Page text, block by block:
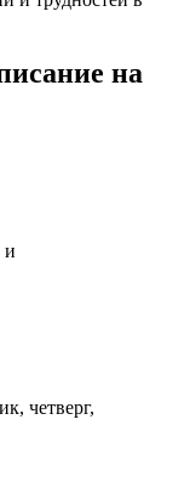
на
и
четверг,